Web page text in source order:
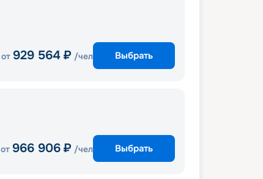
от 929 564 ₽ /чел Выбрать
от 966 906 ₽ /чел Выбрать